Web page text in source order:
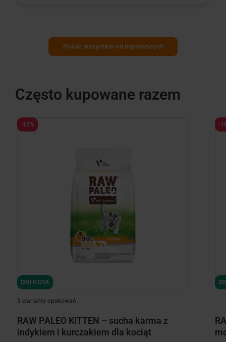
Pokaż wszystkie od najnowszych
Często kupowane razem
DNI KOTA
3 warianty opakowań
RAW PALEO KITTEN – sucha karma z
indykiem i kurczakiem dla kociąt
-10% -